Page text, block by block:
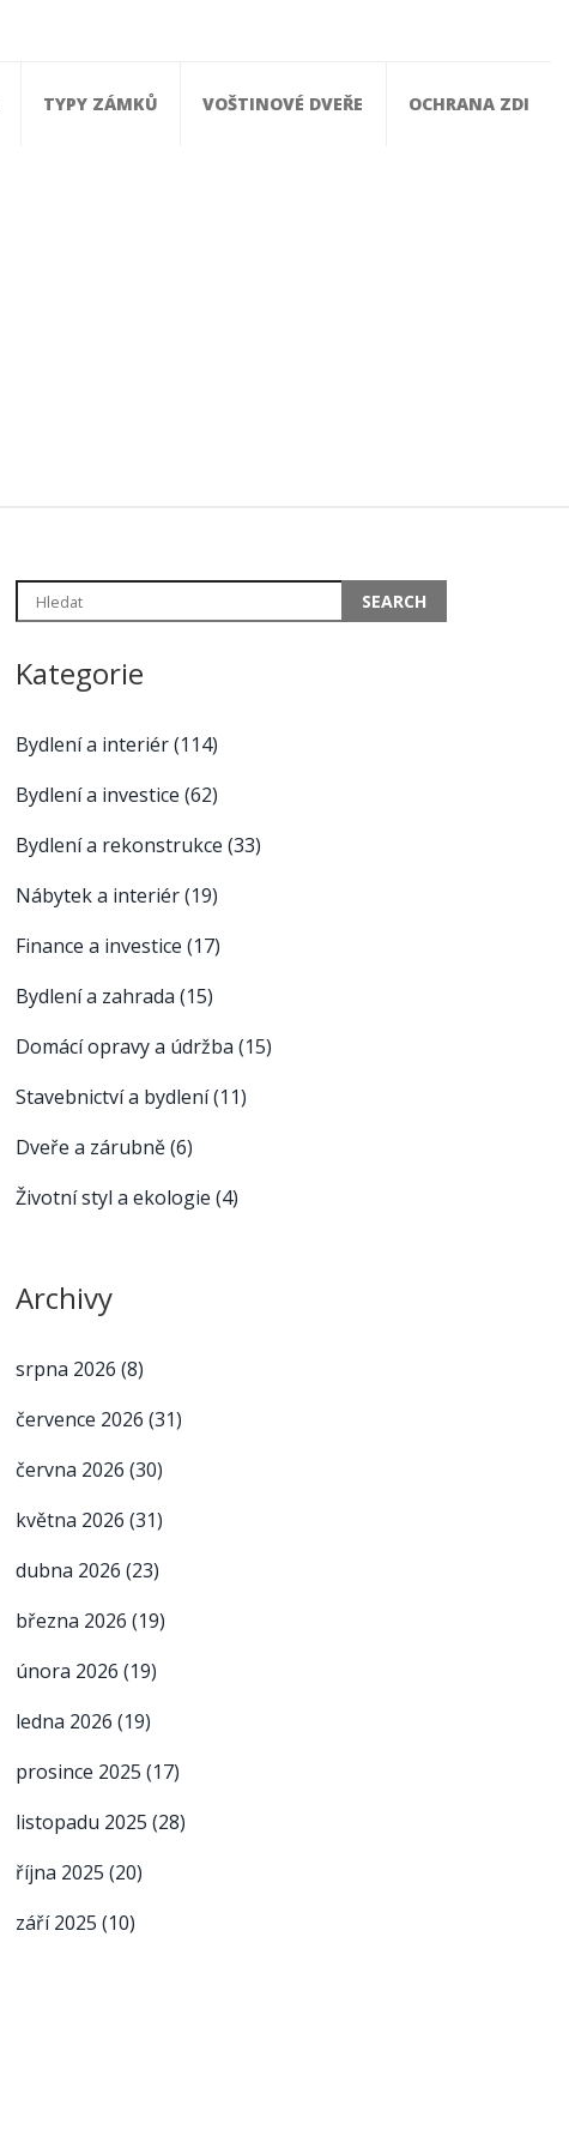
TYPY ZÁMKŮ VOŠTINOVÉ DVEŘE OCHRANA ZDI
Kategorie
Bydlení a interiér(114)
Bydlení a investice (62)
Bydlení a rekonstrukce (33)
Nábytek a interiér(19)
Finance a investice (17)
Bydlení a zahrada (15)
Domácí opravy a údržba (15)
Stavebnictví a bydlení(11)
Dveře a zárubně(6)
Životní styl a ekologie (4)
Archivy
srpna 2026 (8)
července 2026 (31)
června 2026 (30)
května 2026 (31)
dubna 2026 (23)
března 2026 (19)
února 2026 (19)
ledna 2026 (19)
prosince 2025 (17)
listopadu 2025 (28)
října 2025 (20)
září 2025 (10)